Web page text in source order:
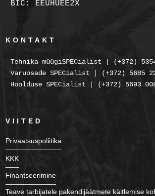
BIC: EEUHUEE2X
KONTAKT
Tehnika müügiSPECialist | (+372)
Varuosade SPECialist | (+372) 5685
Hoolduse SPECialist | (+372) 5693
VIITED
Privaatsuspoliitika
KKK
Finantseerimine
Teave tarbijatele pakendijäätmete käitlemise